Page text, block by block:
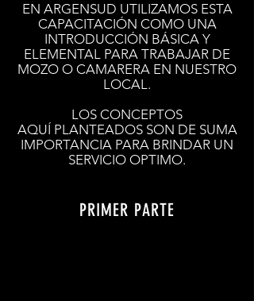
EN ARGENSUD UTILIZAMOS ESTA
CAPACITACIÓN COMO UNA
INTRODUCCIÓN BÁSICAY
ELEMENTAL PARA TRABAJAR DE
MOZO O CAMARERA EN NUESTRO
LOCAL.
LOS CONCEPTOS
AQUÍ PLANTEADOS SON DE SUMA
IMPORTANCIA PARA BRINDAR UN
SERVICIO OPTIMO.
PRIMER PARTE